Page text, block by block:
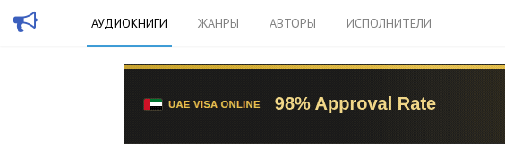
АУДИОКНИГИ ЖАНРЫ АВТОРЫ ИСПОЛНИТЕЛИ